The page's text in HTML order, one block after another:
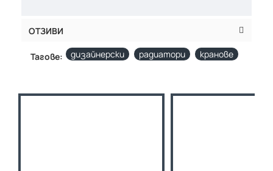
ОТЗИВИ
Тагове: дизайнерски радиатори кранове